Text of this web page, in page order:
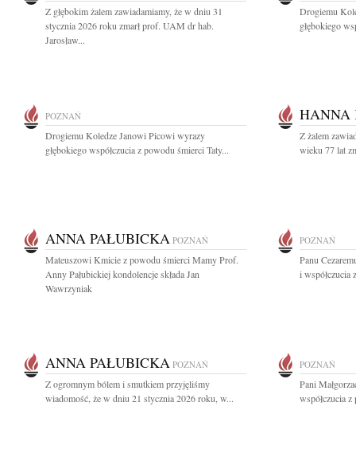
Z głębokim żalem zawiadamiamy, że w dniu 31
stycznia 2026 roku zmarł prof. UAM dr hab.
Jarosław...
Drogiemu
głębokiego
POZNAŃ
Drogiemu Koledze Janowi Picowi wyrazy
głębokiego współczucia z powodu śmierci Taty...
HANNA
Z żalem
wieku 77 lat
ANNA PAŁUBICKA POZNAŃ
Mateuszowi Kmicie z powodu śmierci Mamy Prof.
Anny Pałubickiej kondolencje składa Jan
Wawrzyniak
POZNAŃ
Panu
i współczucia
ANNA PAŁUBICKA POZNAŃ
Z ogromnym bólem i smutkiem przyjęliśmy
wiadomość, że w dniu 21 stycznia 2026 roku, w...
POZNAŃ
Pani
współczucia